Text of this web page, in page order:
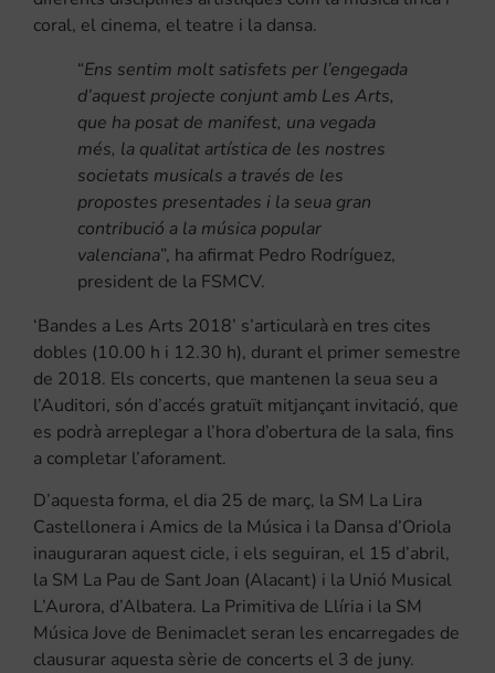
coral, el cinema, el teatre i la dansa.
“Ens sentim molt satisfets per l’engegada
d’aquest projecte conjunt amb Les Arts,
que ha posat de manifest, una vegada
més, la qualitat artística de les nostres
societats musicals a través de les
propostes presentades i la seua gran
contribució a la música popular
valenciana”, ha afirmat Pedro Rodríguez,
president de la FSMCV.
‘Bandes a Les Arts 2018’ s’articularà en tres cites
dobles (10.00 h i 12.30 h), durant el primer semestre
de 2018. Els concerts, que mantenen la seua seu a
l’Auditori, són d’accés gratuït mitjançant invitació, que
es podrà arreplegar a l’hora d’obertura de la sala, fins
a completar l’aforament.
D’aquesta forma, el dia 25 de març, la SM La Lira
Castellonera i Amics de la Música i la Dansa d’Oriola
inauguraran aquest cicle, i els seguiran, el 15 d’abril,
la SM La Pau de Sant Joan (Alacant) i la Unió Musical
L’Aurora, d’Albatera. La Primitiva de Llíria i la SM
Música Jove de Benimaclet seran les encarregades de
clausurar aquesta sèrie de concerts el 3 de juny.